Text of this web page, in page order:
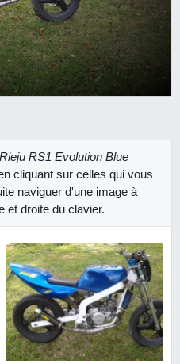
Rieju RS1 Evolution Blue
cliquant sur celles qui vous
naviguer d'une image à
et droite du clavier.